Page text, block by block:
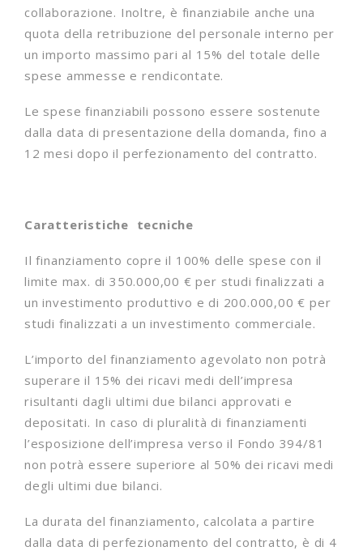
collaborazione. Inoltre, è finanziabile anche una
quota della retribuzione del personale interno per
un importo massimo pari al 15% del totale delle
spese ammesse e rendicontate.
Le spese finanziabili possono essere sostenute
dalla data di presentazione della domanda, fino a
12 mesi dopo il perfezionamento del contratto.
Caratteristiche tecniche
Il finanziamento copre il 100% delle spese con il
limite max. di 350.000,00 € per studi finalizzati a
un investimento produttivo e di 200.000,00 € per
studi finalizzati a un investimento commerciale.
L’importo del finanziamento agevolato non potrà
superare il 15% dei ricavi medi dell’impresa
risultanti dagli ultimi due bilanci approvati e
depositati. In caso di pluralità di finanziamenti
l’esposizione dell’impresa verso il Fondo 394/81
non potrà essere superiore al 50% dei ricavi medi
degli ultimi due bilanci.
La durata del finanziamento, calcolata a partire
dalla data di perfezionamento del contratto, è di 4